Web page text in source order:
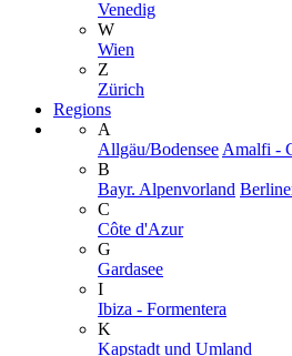
Venedig
W
Wien
Z
Zürich
Regions
A
Allgäu/Bodensee Amalfi -
B
Bayr. Alpenvorland
C
Côte d'Azur
G
Gardasee
I
Ibiza - Formentera
K
Kapstadt und Umland